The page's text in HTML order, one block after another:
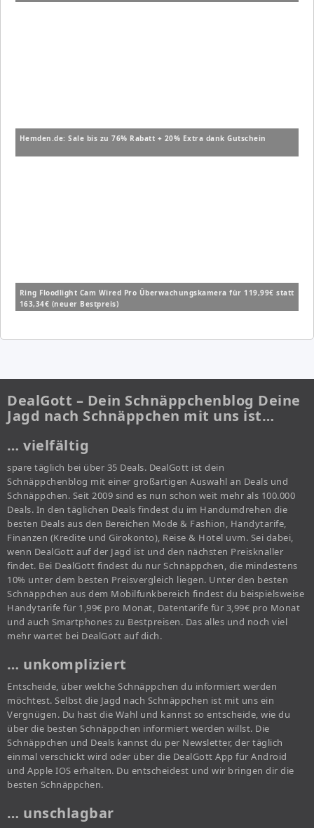
Hemden.de: Sale bis zu 76% Rabatt + 20% Extra dank Gutschein
Ring Floodlight Cam Wired Pro Überwachungskamera für 119,99€ statt
163,34€ (neuer Bestpreis)
DealGott – Dein Schnäppchenblog Deine
Jagd nach Schnäppchen mit uns ist…
… vielfältig
spare täglich bei über 35 Deals. DealGott ist dein
Schnäppchenblog mit einer großartigen Auswahl an Deals und
Schnäppchen. Seit 2009 sind es nun schon weit mehr als 100.000
Deals. In den täglichen Deals findest du im Handumdrehen die
besten Deals aus den Bereichen Mode & Fashion, Handytarife,
Finanzen (Kredite und Girokonto), Reise & Hotel uvm. Sei dabei,
wenn DealGott auf der Jagd ist und den nächsten Preisknaller
findet. Bei DealGott findest du nur Schnäppchen, die mindestens
10% unter dem besten Preisvergleich liegen. Unter den besten
Schnäppchen aus dem Mobilfunkbereich findest du beispielsweise
Handytarife für 1,99€ pro Monat, Datentarife für 3,99€ pro Monat
und auch Smartphones zu Bestpreisen. Das alles und noch viel
mehr wartet bei DealGott auf dich.
… unkompliziert
Entscheide, über welche Schnäppchen du informiert werden
möchtest. Selbst die Jagd nach Schnäppchen ist mit uns ein
Vergnügen. Du hast die Wahl und kannst so entscheide, wie du
über die besten Schnäppchen informiert werden willst. Die
Schnäppchen und Deals kannst du per Newsletter, der täglich
einmal verschickt wird oder über die DealGott App für Android
und Apple IOS erhalten. Du entscheidest und wir bringen dir die
besten Schnäppchen.
… unschlagbar